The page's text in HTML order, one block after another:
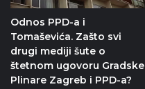
Odnos PPD-a i
Tomaševića. Zašto svi
drugi mediji šute o
štetnom ugovoru Gradske
Plinare Zagreb i PPD-a?